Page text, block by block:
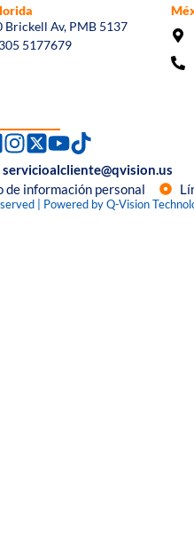
Brickell Av, PMB 5137
5177679
servicioalcliente@qvision.us
información personal
| Powered by Q-Vision